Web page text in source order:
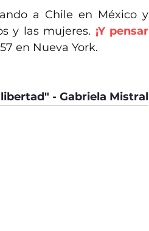
a Chile en México y
y las mujeres. ¡Y pensar
en Nueva York.
- Gabriela Mistral